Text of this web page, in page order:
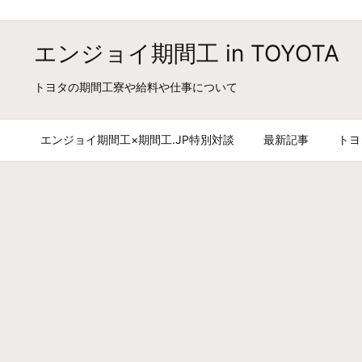
エンジョイ期間工 in TOYOTA
トヨタの期間工寮や給料や仕事について
エンジョイ期間工×期間工.JP特別対談 最新記事 ト